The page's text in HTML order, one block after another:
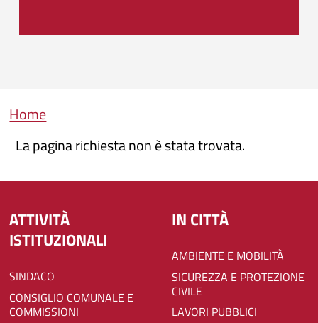
Briciole di pane
Home
La pagina richiesta non è stata trovata.
ATTIVITÀ
ISTITUZIONALI
SINDACO
CONSIGLIO COMUNALE E
COMMISSIONI
IN CITTÀ
AMBIENTE E MOBILITÀ
SICUREZZA E PROTEZIONE
CIVILE
LAVORI PUBBLICI